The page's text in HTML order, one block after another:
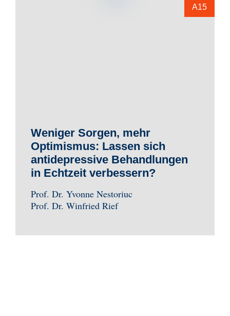
A15
Weniger Sorgen, mehr
Optimismus: Lassen sich
antidepressive Behandlungen
in Echtzeit verbessern?
Prof. Dr. Yvonne Nestoriuc
Prof. Dr. Winfried Rief